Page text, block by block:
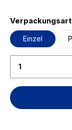
Verpackungsart
Einzel
Produkt